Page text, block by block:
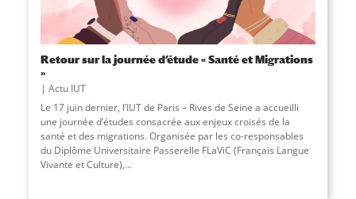
Retour sur la journée d’étude « Santé et Migrations
»
Actu IUT
Le 17 juin dernier, l’IUT de Paris – Rives de Seine a accueilli
une journée d’études consacrée aux enjeux croisés de la
santé et des migrations. Organisée par les co-responsables
du Diplôme Universitaire Passerelle FLaViC (Français Langue
Vivante et Culture),...